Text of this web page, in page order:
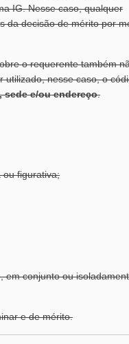
IG. Nesse caso, qualquer
da decisão de mérito por
o requerente também
utilizado, nesse caso, o
sede e/ou endereço.
ou figurativa;
conjunto ou
e de mérito.